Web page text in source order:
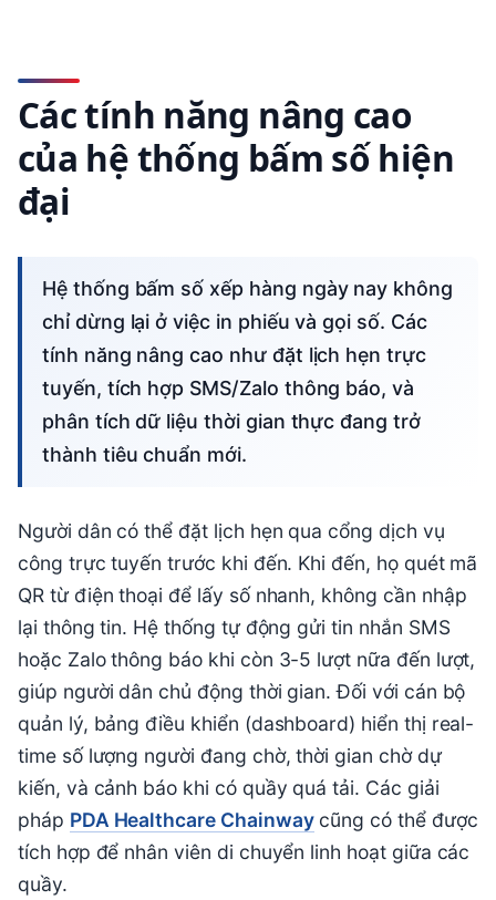
Các tính năng nâng cao
của hệ thống bấm số hiện
đại
Hệ thống bấm số xếp hàng ngày nay không
chỉ dừng lại ở việc in phiếu và gọi số. Các
tính năng nâng cao như đặt lịch hẹn trực
tuyến, tích hợp SMS/Zalo thông báo, và
phân tích dữ liệu thời gian thực đang trở
thành tiêu chuẩn mới.
Người dân có thể đặt lịch hẹn qua cổng dịch vụ
công trực tuyến trước khi đến. Khi đến, họ quét mã
QR từ điện thoại để lấy số nhanh, không cần nhập
lại thông tin. Hệ thống tự động gửi tin nhắn SMS
hoặc Zalo thông báo khi còn 3-5 lượt nữa đến lượt,
giúp người dân chủ động thời gian. Đối với cán bộ
quản lý, bảng điều khiển (dashboard) hiển thị real-
time số lượng người đang chờ, thời gian chờ dự
kiến, và cảnh báo khi có quầy quá tải. Các giải
pháp PDA Healthcare Chainwaycũng có thể được
tích hợp để nhân viên di chuyển linh hoạt giữa các
quầy.